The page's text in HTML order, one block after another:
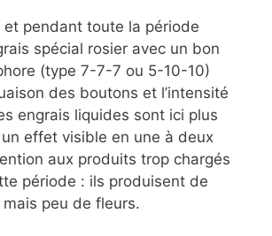
et pendant toute la période
spécial rosier avec un bon
(type 7-7-7 ou 5-10-10)
des boutons et l’intensité
engrais liquides sont ici plus
effet visible en une à deux
aux produits trop chargés
période : ils produisent de
peu de fleurs.